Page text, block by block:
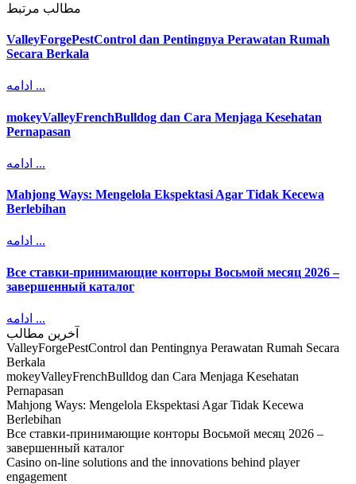
مطالب مرتبط
ValleyForgePestControl dan Pentingnya Perawatan Rumah
Secara Berkala
ادامه ...
mokeyValleyFrenchBulldog dan Cara Menjaga Kesehatan
Pernapasan
ادامه ...
Mahjong Ways: Mengelola Ekspektasi Agar Tidak Kecewa
Berlebihan
ادامه ...
Все ставки-принимающие конторы Восьмой месяц 2026 –
завершенный каталог
ادامه ...
آخرین مطالب
ValleyForgePestControl dan Pentingnya Perawatan Rumah Secara
Berkala
mokeyValleyFrenchBulldog dan Cara Menjaga Kesehatan
Pernapasan
Mahjong Ways: Mengelola Ekspektasi Agar Tidak Kecewa
Berlebihan
Все ставки-принимающие конторы Восьмой месяц 2026 –
завершенный каталог
Casino on-line solutions and the innovations behind player
engagement